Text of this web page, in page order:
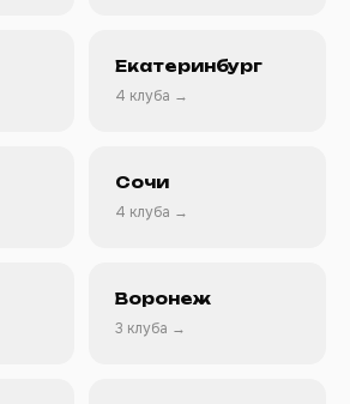
Екатеринбург
4 клуба →
Сочи
4 клуба →
Воронеж
3 клуба →